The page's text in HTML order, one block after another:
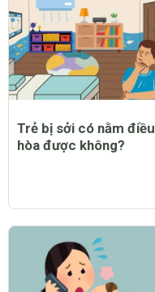
Trẻ bị sởi có nằm điều
hòa được không?